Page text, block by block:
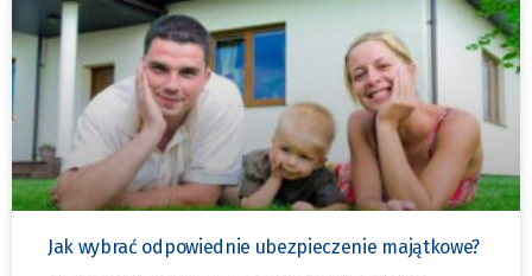
Jak wybrać odpowiednie ubezpieczenie majątkowe?